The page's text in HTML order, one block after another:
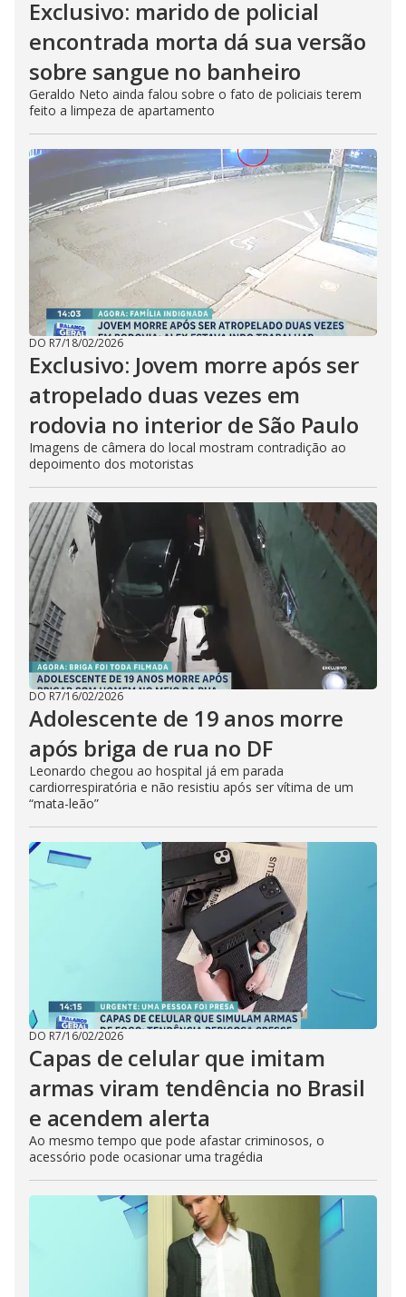
Exclusivo: marido de policial
encontrada morta dá sua versão
sobre sangue no banheiro
Geraldo Neto ainda falou sobre o fato de policiais terem
feito a limpeza de apartamento
DO R7/18/02/2026
Exclusivo: Jovem morre após ser
atropelado duas vezes em
rodovia no interior de São Paulo
Imagens de câmera do local mostram contradição ao
depoimento dos motoristas
DO R7/16/02/2026
Adolescente de 19 anos morre
após briga de rua no DF
Leonardo chegou ao hospital já em parada
cardiorrespiratória e não resistiu após ser vítima de um
“mata-leão”
DO R7/16/02/2026
Capas de celular que imitam
armas viram tendência no Brasil
e acendem alerta
Ao mesmo tempo que pode afastar criminosos, o
acessório pode ocasionar uma tragédia